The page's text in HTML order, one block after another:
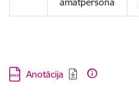
Lejupielādēt:
Anotācija